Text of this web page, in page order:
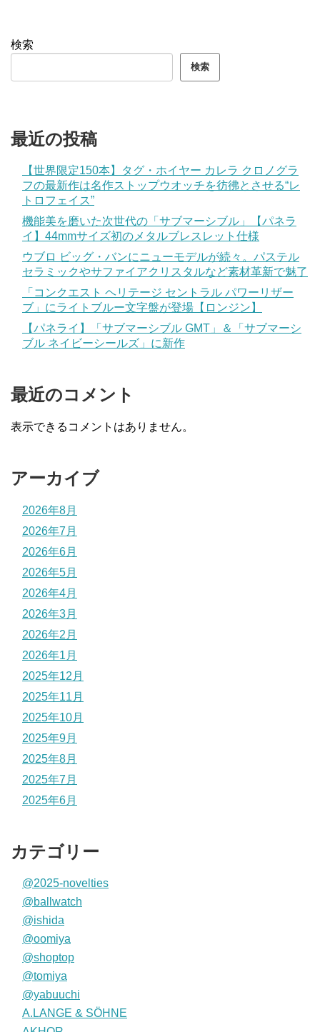
検索
検索
最近の投稿
【世界限定150本】タグ・ホイヤー カレラ クロノグラ
フの最新作は名作ストップウオッチを彷彿とさせる“レ
トロフェイス”
機能美を磨いた次世代の「サブマーシブル」【パネラ
イ】44mmサイズ初のメタルブレスレット仕様
ウブロ ビッグ・バンにニューモデルが続々。パステル
セラミックやサファイアクリスタルなど素材革新で魅了
「コンクエスト ヘリテージ セントラル パワーリザー
ブ」にライトブルー文字盤が登場【ロンジン】
【パネライ】「サブマーシブル GMT」＆「サブマーシ
ブル ネイビーシールズ」に新作
最近のコメント
表示できるコメントはありません。
アーカイブ
2026年8月
2026年7月
2026年6月
2026年5月
2026年4月
2026年3月
2026年2月
2026年1月
2025年12月
2025年11月
2025年10月
2025年9月
2025年8月
2025年7月
2025年6月
カテゴリー
@2025-novelties
@ballwatch
@ishida
@oomiya
@shoptop
@tomiya
@yabuuchi
A.LANGE & SÖHNE